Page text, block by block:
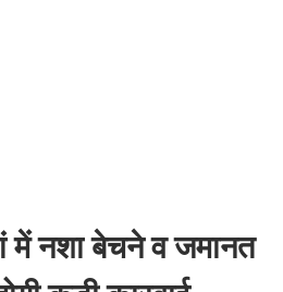
में नशा बेचने व जमानत